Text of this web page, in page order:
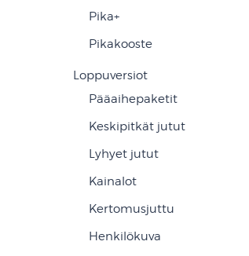
Pika+
Pikakooste
Loppuversiot
Pääaihepaketit
Keskipitkät jutut
Lyhyet jutut
Kainalot
Kertomusjuttu
Henkilökuva